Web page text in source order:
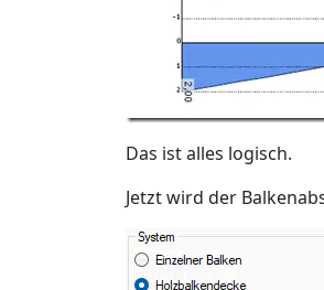
Das ist alles logisch.
Jetzt wird der